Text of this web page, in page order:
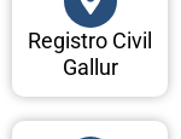
Registro Civil
Gallur